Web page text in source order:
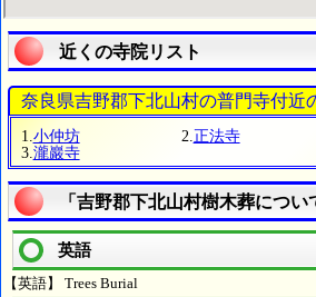
近くの寺院リスト
奈良県吉野郡下北山村の普門寺付近
1. 小仲坊 2. 正法寺
3. 瀧巖寺
「吉野郡下北山村樹木葬につ
英語
【英語】 Trees Burial